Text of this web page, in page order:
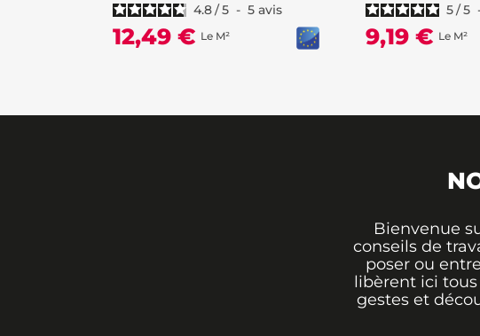
4.8/5 - 5 avis
12,49 € Le M²
5/5
9,19 € Le M²
Bienvenue
conseils de
poser ou
libèrent ici
gestes et